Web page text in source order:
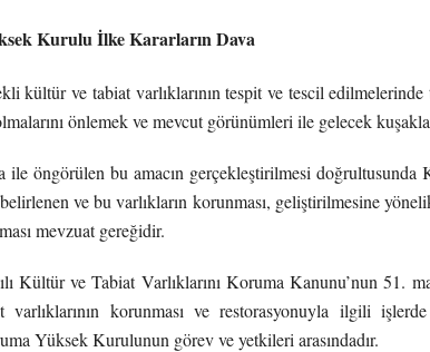
Kurulu İlke Kararların Dava
kültür ve tabiat varlıklarının tespit ve tescil
önlemek ve mevcut görünümleri ile gelecek
ile öngörülen bu amacın gerçekleştirilmesi
ve bu varlıkların korunması, geliştirilmesine
mevzuat gereğidir.
Kültür ve Tabiat Varlıklarını Koruma Kanunu’nun 51.
korunması ve restorasyonuyla ilgili
Yüksek Kurulunun görev ve yetkileri arasındadır.